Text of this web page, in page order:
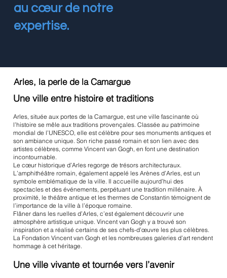
au cœur de notre
expertise.
Arles, la perle de la Camargue
Une ville entre histoire et traditions
Arles, située aux portes de la Camargue, est une ville fascinante où
l’histoire se mêle aux traditions provençales. Classée au patrimoine
mondial de l’UNESCO, elle est célèbre pour ses monuments antiques et
son ambiance unique. Son riche passé romain et son lien avec des
artistes célèbres, comme Vincent van Gogh, en font une destination
incontournable.
Le cœur historique d’Arles regorge de trésors architecturaux.
L’amphithéâtre romain, également appelé les Arènes d’Arles, est un
symbole emblématique de la ville. Il accueille aujourd’hui des
spectacles et des événements, perpétuant une tradition millénaire. À
proximité, le théâtre antique et les thermes de Constantin témoignent de
l’importance de la ville à l’époque romaine.
Flâner dans les ruelles d’Arles, c’est également découvrir une
atmosphère artistique unique. Vincent van Gogh y a trouvé son
inspiration et a réalisé certains de ses chefs-d’œuvre les plus célèbres.
La Fondation Vincent van Gogh et les nombreuses galeries d’art rendent
hommage à cet héritage.
Une ville vivante et tournée vers l’avenir